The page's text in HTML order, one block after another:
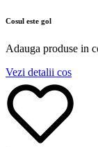
Cosul este gol
Adauga produse in
Vezi detalii cos